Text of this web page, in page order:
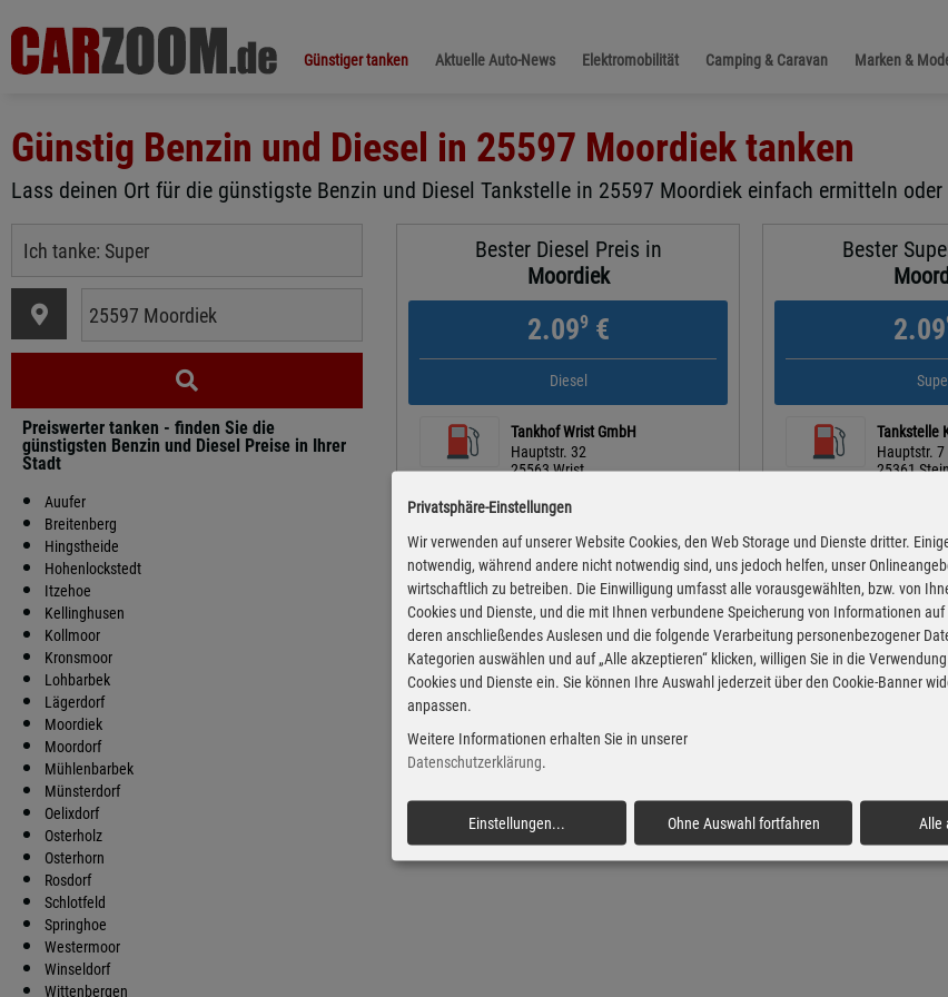
Günstiger tanken Aktuelle Auto-News Elektromobilität Camping & Caravan Marken &
Günstig Benzin und Diesel in 25597 Moordiektanken
Lass deinen Ort für die günstigste Benzin und Diesel Tankstelle in 25597 Moordiek einfach ermitteln
Preiswerter tanken - finden Sie die
günstigsten Benzin und Diesel Preise in Ihrer
Stadt
Auufer
Breitenberg
Hingstheide
Hohenlockstedt
Itzehoe
Kellinghusen
Kollmoor
Kronsmoor
Lohbarbek
Lägerdorf
Moordiek
Moordorf
Mühlenbarbek
Münsterdorf
Oelixdorf
Osterholz
Osterhorn
Rosdorf
Schlotfeld
Springhoe
Westermoor
Winseldorf
Wittenbergen
Bester Diesel Preis in
Moordiek
2.099€
Diesel
Tankhof Wrist GmbH
Hauptstr. 32
25563 Wrist
Diesel Preise in Moordiek
Bester
2.09
Tankstelle
Hauptstr. 7
25361
Privatsphäre-Einstellungen
Wir verwenden auf unserer Website Cookies, den Web Storage und Dienste dritter.
notwendig, während andere nicht notwendig sind, uns jedoch helfen, unser
wirtschaftlich zu betreiben. Die Einwilligung umfasst alle vorausgewählten, bzw. von
Cookies und Dienste, und die mit Ihnen verbundene Speicherung von Informationen
deren anschließendes Auslesen und die folgende Verarbeitung personenbezogener
Kategorien auswählen und auf „Alle akzeptieren“ klicken, willigen Sie in die
Cookies und Dienste ein. Sie können Ihre Auswahl jederzeit über den Cookie-Banner
anpassen.
Weitere Informationen erhalten Sie in unserer
Datenschutzerklärung.
Einstellungen... Ohne Auswahl fortfahren Alle